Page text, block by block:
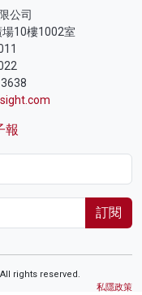
公司
10樓1002室
報
訂閱
rights reserved.
私隱政策